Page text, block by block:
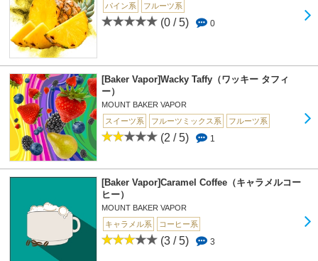
パイン系
フルーツ系
(0 / 5) 0
[Baker Vapor]Wacky Taffy（ワッキー タフィ
ー）
MOUNT BAKER VAPOR
スイーツ系
フルーツミックス系 フルーツ系
(2 / 5) 1
[Baker Vapor]Caramel Coffee（キャラメルコー
ヒー）
MOUNT BAKER VAPOR
キャラメル系
コーヒー系
(3 / 5) 3